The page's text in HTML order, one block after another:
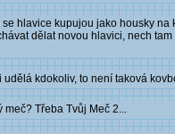
hlavice kupujou jako housky
dělat novou hlavici, nech
kdokoliv, to není taková
Třeba Tvůj Meč 2...